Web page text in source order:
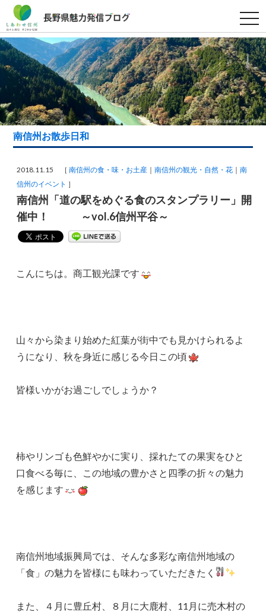
t
o
g
g
l
e
n
a
v
i
g
a
t
n
南信州お散歩日和
2018.11.15 ［南信州の食・味・お土産 南信州の観光・自然・花
南
信州のイベント ］
南信州「道の駅をめぐる食のスタンプラリー」開
催中！ ～vol.6信州平谷～
こんにちは。商工観光課です
山々から染まり始めた紅葉が街中でも見かけられるよ
うになり、秋を身近に感じる今日この頃
皆様いかがお過ごしでしょうか？
柿やリンゴも色鮮やかに実り、採れたての果実をひと
口食べる毎に、この地域の豊かさと四季の折々の魅力
を感じます
南信州地域振興局では、そんな多彩な南信州地域の
「食」の魅力を皆様にも味わっていただきたく
また、４月に豊丘村、８月に大鹿村、11月に売木村の